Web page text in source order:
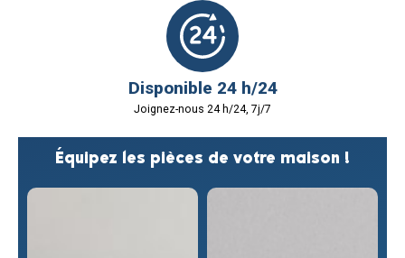
Disponible 24 h/24
Joignez-nous 24 h/24, 7j/7
Équipez les pièces de votre maison !